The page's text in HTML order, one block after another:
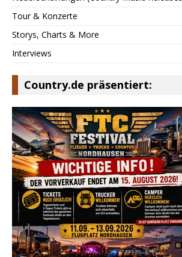
Tour & Konzerte
Storys, Charts & More
Interviews
Country.de präsentiert: